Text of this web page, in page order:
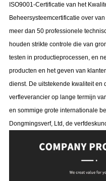
ISO9001-Certificatie van het
Beheersysteemcertificatie over
meer dan 50 professionele
houden strikte controle die van
testen in productieprocessen, en
producten en het geven van
dienst. De uitstekende kwaliteit en
verfleverancier op lange termijn
en sommige grote internationale
Dongmingsverf, Ltd, de